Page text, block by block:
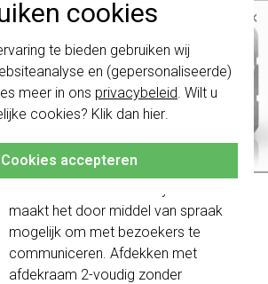
cookies
te bieden gebruiken wij
en (gepersonaliseerde)
meer in ons privacybeleid . Wilt u
cookies? Klik dan hier
Cookies accepteren
1-2 weken
Huidige voorraad:
0 stuk(s)
+
- Bestel
audio opbouw Systeem 55 wit
Dit huisstation maakt deel uit van het
maakt het door middel van spraak
mogelijk om met bezoekers te
communiceren. Afdekken met
afdekraam 2-voudig zonder
×
zijn vernieuwd. Ze zijn
met de schakelaars
2024.
informatie, zodat je